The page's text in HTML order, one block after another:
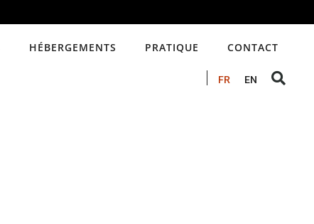
HÉBERGEMENTS PRATIQUE CONTACT
FR EN